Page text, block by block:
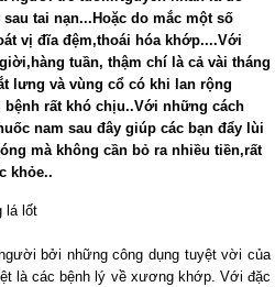
tai nạn...Hoặc do mắc một số
vị đĩa đệm,thoái hóa khớp....Với
tuần, thậm chí là cả vài tháng
lưng và vùng cổ có khi lan rộng
rất khó chịu..Với những cách
nam sau đây giúp các bạn đẩy lùi
mà không cần bỏ ra nhiều tiền,rất
khỏe..
lá lốt
bởi những công dụng tuyệt vời của
là các bệnh lý về xương khớp. Với đặc